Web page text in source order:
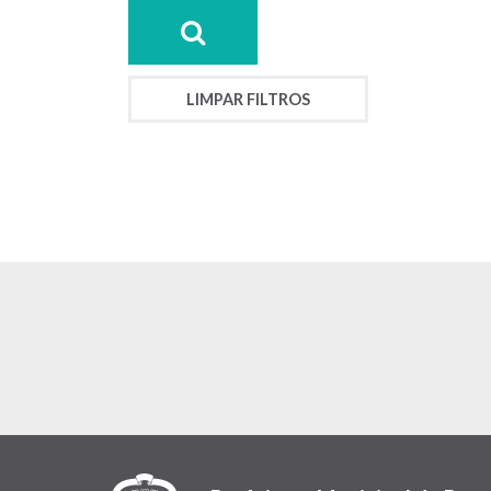
LIMPAR FILTROS